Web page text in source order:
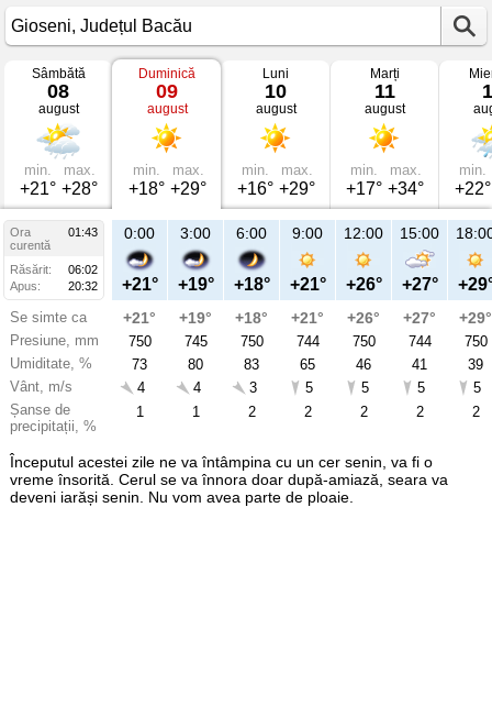
Vremea
Gioseni
mâine
Județul
Bacău
Sâmbătă
08
august
min.
+21°
max.
+28°
Duminică
09
august
min.
+18°
max.
+29°
Luni
10
august
min.
+16°
max.
+29°
Marți
11
august
min.
+17°
max.
+34°
min.
+22°
Ora
01:43
curentă
Răsărit:
06:02
Apus:
20:32
Se simte ca
Presiune, mm
Umiditate, %
Vânt, m/s
Șanse de
precipitații, %
21:00
+24°
+24°
745
61
5
14
Du
aug
0:00
+21°
+21°
750
73
4
1
3:00
+19°
+19°
745
80
4
1
6:00
+18°
+18°
750
83
3
2
9:00
+21°
+21°
744
65
5
2
12:00
+26°
+26°
750
46
5
2
15:00
+27°
+27°
744
41
5
2
+29°
750
39
5
2
Începutul acestei zile ne va întâmpina cu un cer senin, va fi o
vreme însorită. Cerul se va înnora doar după-amiază, seara va
deveni iarăși senin. Nu vom avea parte de ploaie.